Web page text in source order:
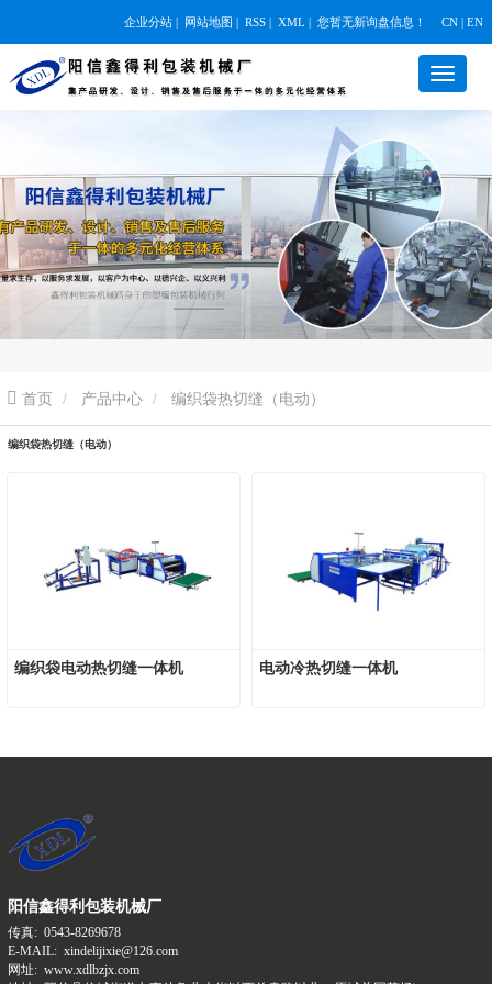
企业分站| 网站地图 | RSS| XML | 您暂无新询盘信息！ CN | EN
首页 产品中心 编织袋热切缝（电动）
编织袋热切缝（电动）
编织袋电动热切缝一体机 电动冷热切缝一体机
阳信鑫得利包装机械厂
传真: 0543-8269678
E-MAIL: xindelijixie@126.com
网址: www.xdlbzjx.com